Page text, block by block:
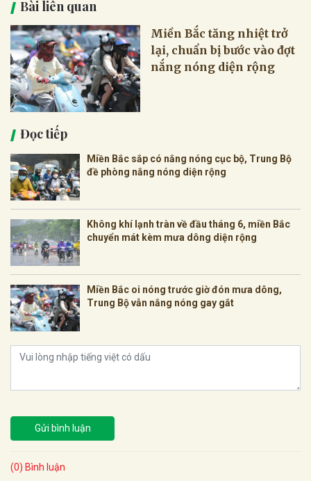
Bài liên quan
Miền Bắc tăng nhiệt trở
lại, chuẩn bị bước vào đợt
nắng nóng diện rộng
Đọc tiếp
Miền Bắc sắp có nắng nóng cục bộ, Trung Bộ
đề phòng nắng nóng diện rộng
Không khí lạnh tràn về đầu tháng 6, miền Bắc
chuyển mát kèm mưa dông diện rộng
Miền Bắc oi nóng trước giờ đón mưa dông,
Trung Bộ vẫn nắng nóng gay gắt
Gửi bình luận
(0) Bình luận